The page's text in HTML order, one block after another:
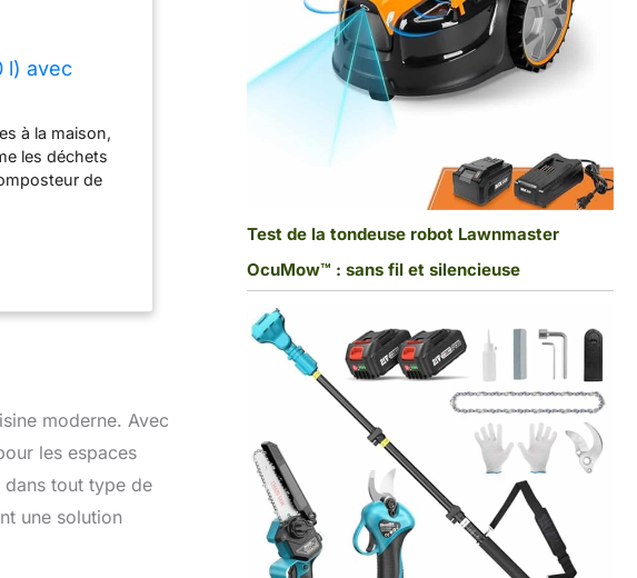
l) avec
à la maison,
les déchets
de
plus fortes.
désagréable ne
vous
des odeurs.
Excellent
design
parfaitement à
la
deux
a un processus
le et fermez
laissez le
moderne. Avec
les espaces
dans tout type de
une solution
Test de la tondeuse robot Lawnmaster
OcuMow™ : sans fil et silencieuse